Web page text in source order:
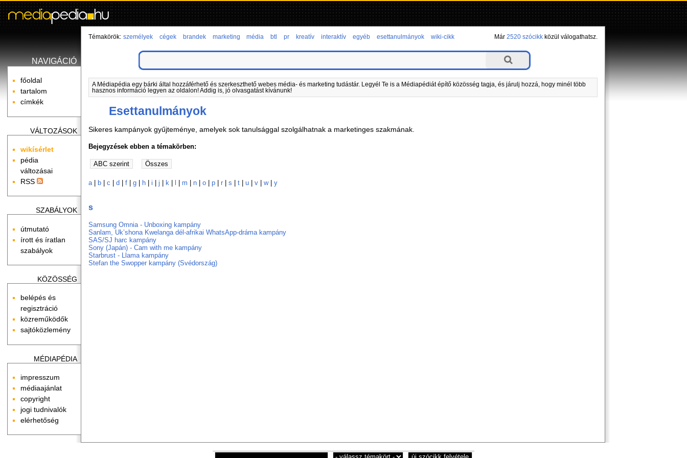
NAVIGÁCIÓ
főoldal
tartalom
címkék
VÁLTOZÁSOK
wikísérlet
pédia
változásai
RSS
SZABÁLYOK
útmutató
írott és íratlan
szabályok
KÖZÖSSÉG
belépés és
regisztráció
közreműködők
sajtóközlemény
MÉDIAPÉDIA
impresszum
médiaajánlat
copyright
jogi tudnivalók
elérhetőség
Témakörök: személyek cégek brandek marketing média btl pr kreatív interaktív egyéb esettanulmányok wiki-cikk Már 2520 szócikkközül válogathatsz.
A Médiapédia egy bárki által hozzáférhető és szerkeszthető webes média- és marketing tudástár. Legyél Te is a Médiapédiát építő közösség tagja, és járulj hozzá, hogy minél több
hasznos információ legyen az oldalon! Addig is, jó olvasgatást kívánunk!
Esettanulmányok
Sikeres kampányok gyűjteménye, amelyek sok tanulsággal szolgálhatnak a marketinges szakmának.
Bejegyzések ebben a témakörben:
a b |c |d |f |g h |i |j k |m |n |o |p |r |s |t |u |v |w|y
s
Samsung Omnia - Unboxing kampány
Sanlam, Uk’shona Kwelanga dél-afrikai WhatsApp-dráma kampány
SAS/SJ harc kampány
Sony (Japán) - Cam with me kampány
Starbrust - Llama kampány
Stefan the Swopper kampány (Svédország)